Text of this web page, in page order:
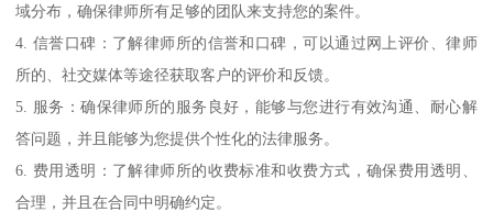
域分布，确保律师所有足够的团队来支持您的案件。
4. 信誉口碑：了解律师所的信誉和口碑，可以通过网上评价、律师
所的、社交媒体等途径获取客户的评价和反馈。
5. 服务：确保律师所的服务良好，能够与您进行有效沟通、耐心解
答问题，并且能够为您提供个性化的法律服务。
6. 费用透明：了解律师所的收费标准和收费方式，确保费用透明、
合理，并且在合同中明确约定。